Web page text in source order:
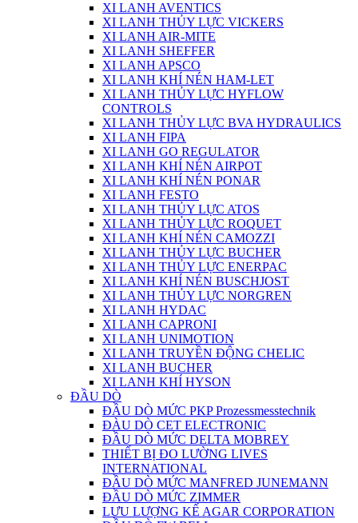
XI LANH AVENTICS
XI LANH THỦY LỰC VICKERS
XI LANH AIR-MITE
XI LANH SHEFFER
XI LANH APSCO
XI LANH KHÍ NÉN HAM-LET
XI LANH THỦY LỰC HYFLOW
CONTROLS
XI LANH THỦY LỰC BVA HYDRAULICS
XI LANH FIPA
XI LANH GO REGULATOR
XI LANH KHÍ NÉN AIRPOT
XI LANH KHÍ NÉN PONAR
XI LANH FESTO
XI LANH THỦY LỰC ATOS
XI LANH THỦY LỰC ROQUET
XI LANH KHÍ NÉN CAMOZZI
XI LANH THỦY LỰC BUCHER
XI LANH THỦY LỰC ENERPAC
XI LANH KHÍ NÉN BUSCHJOST
XI LANH THỦY LỰC NORGREN
XI LANH HYDAC
XI LANH CAPRONI
XI LANH UNIMOTION
XI LANH TRUYỀN ĐỘNG CHELIC
XI LANH BUCHER
XI LANH KHÍ HYSON
ĐẦU DÒ
ĐẦU DÒ MỨC PKP Prozessmesstechnik
ĐÀU DÒ CET ELECTRONIC
ĐẦU DÒ MỨC DELTA MOBREY
THIẾT BỊ ĐO LƯỜNG LIVES
INTERNATIONAL
ĐẦU DÒ MỨC MANFRED JUNEMANN
ĐẦU DÒ MỨC ZIMMER
LƯU LƯỢNG KẾ AGAR CORPORATION